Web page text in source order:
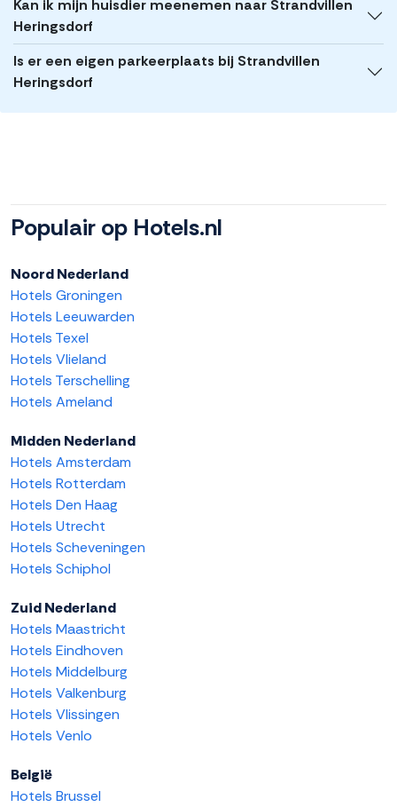
Kan ik mijn huisdier meenemen naar Strandvillen
Heringsdorf
Is er een eigen parkeerplaats bij Strandvillen
Heringsdorf
Populair op Hotels.nl
Noord Nederland
Hotels Groningen
Hotels Leeuwarden
Hotels Texel
Hotels Vlieland
Hotels Terschelling
Hotels Ameland
Midden Nederland
Hotels Amsterdam
Hotels Rotterdam
Hotels Den Haag
Hotels Utrecht
Hotels Scheveningen
Hotels Schiphol
Zuid Nederland
Hotels Maastricht
Hotels Eindhoven
Hotels Middelburg
Hotels Valkenburg
Hotels Vlissingen
Hotels Venlo
België
Hotels Brussel